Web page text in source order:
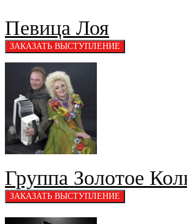
Певица Лоя
Группа Золотое